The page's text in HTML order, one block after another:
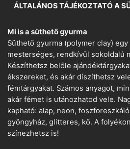
ÁLTALÁNOS TÁJÉKOZTATÓ A
Mi is a süthető gyurma
Süthető gyurma (polymer clay)
mesterséges, rendkívül sokoldalú
Készíthetsz belőle
ékszereket, és akár díszíthetsz
fémtárgyakat. Számos anyagot,
akár fémet is utánozhatod vele.
kapható: alap, neon,
gyöngyház, glitteres, kő. A
színezhetsz is!